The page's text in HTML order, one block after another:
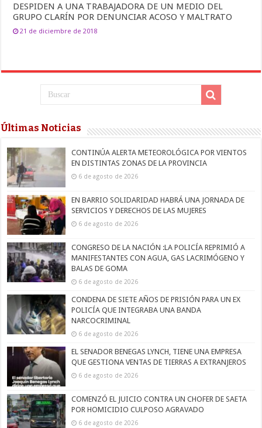
DESPIDEN A UNA TRABAJADORA DE UN MEDIO DEL
GRUPO CLARÍN POR DENUNCIAR ACOSO Y MALTRATO
21 de diciembre de 2018
Últimas Noticias
CONTINÚA ALERTA METEOROLÓGICA POR VIENTOS
EN DISTINTAS ZONAS DE LA PROVINCIA
6 de agosto de 2026
EN BARRIO SOLIDARIDAD HABRÁ UNA JORNADA DE
SERVICIOS Y DERECHOS DE LAS MUJERES
6 de agosto de 2026
CONGRESO DE LA NACIÓN :LA POLICÍA REPRIMIÓ A
MANIFESTANTES CON AGUA, GAS LACRIMÓGENO Y
BALAS DE GOMA
6 de agosto de 2026
CONDENA DE SIETE AÑOS DE PRISIÓN PARA UN EX
POLICÍA QUE INTEGRABA UNA BANDA
NARCOCRIMINAL
6 de agosto de 2026
EL SENADOR BENEGAS LYNCH, TIENE UNA EMPRESA
QUE GESTIONA VENTAS DE TIERRAS A EXTRANJEROS
6 de agosto de 2026
COMENZÓ EL JUICIO CONTRA UN CHOFER DE SAETA
POR HOMICIDIO CULPOSO AGRAVADO
6 de agosto de 2026